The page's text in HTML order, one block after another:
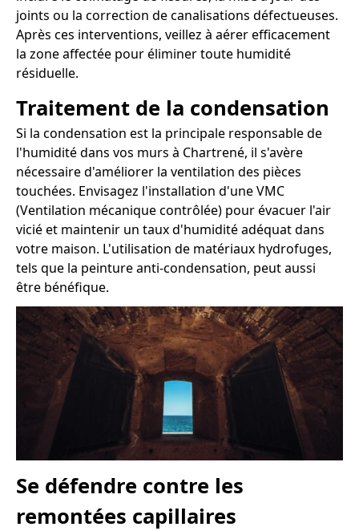
joints ou la correction de canalisations défectueuses.
Après ces interventions, veillez à aérer efficacement
la zone affectée pour éliminer toute humidité
résiduelle.
Traitement de la condensation
Si la condensation est la principale responsable de
l'humidité dans vos murs à Chartrené, il s'avère
nécessaire d'améliorer la ventilation des pièces
touchées. Envisagez l'installation d'une VMC
(Ventilation mécanique contrôlée) pour évacuer l'air
vicié et maintenir un taux d'humidité adéquat dans
votre maison. L'utilisation de matériaux hydrofuges,
tels que la peinture anti-condensation, peut aussi
être bénéfique.
Se défendre contre les
remontées capillaires